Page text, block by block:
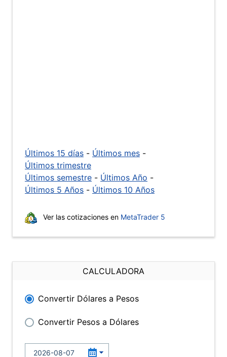
Últimos 15 días - Últimos mes -
Últimos trimestre
Últimos semestre - Últimos Año -
Últimos 5 Años - Últimos 10 Años
Ver las cotizaciones en MetaTrader 5
CALCULADORA
Convertir Dólares a Pesos
Convertir Pesos a Dólares